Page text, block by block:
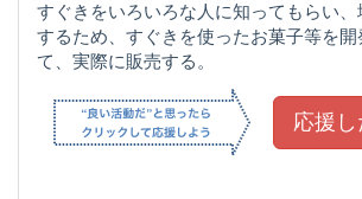
すぐきをいろいろな人に知ってもらい
するため、すぐきを使ったお菓子等を開
て、実際に販売する。